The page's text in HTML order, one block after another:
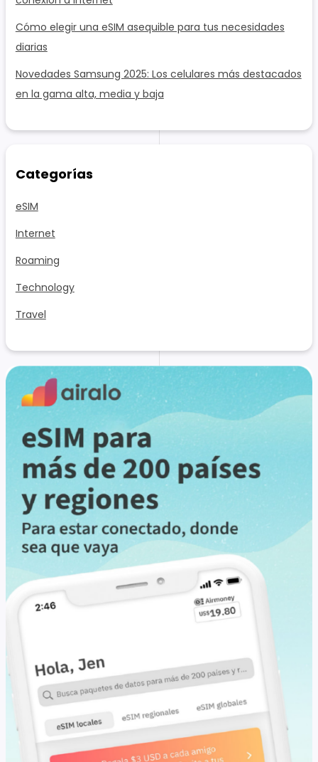
Cómo elegir una eSIM asequible para tus necesidades
diarias
Novedades Samsung 2025: Los celulares más destacados
en la gama alta, media y baja
Categorías
eSIM
Internet
Roaming
Technology
Travel